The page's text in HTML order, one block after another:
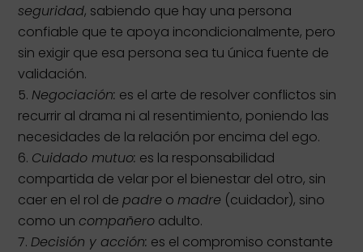
seguridad, sabiendo que hay una persona
confiable que te apoya incondicionalmente, pero
sin exigir que esa persona sea tu única fuente de
validación.
Negociación: es el arte de resolver conflictos sin
recurrir al drama ni al resentimiento, poniendo las
necesidades de la relación por encima del ego.
Cuidado mutuo: es la responsabilidad
compartida de velar por el bienestar del otro, sin
caer en el rol depadre omadre (cuidador), sino
como uncompañero adulto.
Decisión y acción: es el compromiso constante